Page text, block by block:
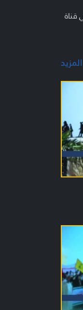
قناة
المزيد